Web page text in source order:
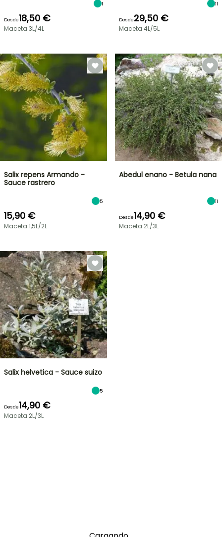
1
Desde18,50 €
Maceta 3L/4L
11
Desde29,50 €
Maceta 4L/5L
Salix repens Armando -
Sauce rastrero
5
15,90 €
Maceta 1,5L/2L
Abedul enano - Betula nana
11
Desde14,90 €
Maceta 2L/3L
Salix helvetica - Sauce suizo
5
Desde14,90 €
Maceta 2L/3L